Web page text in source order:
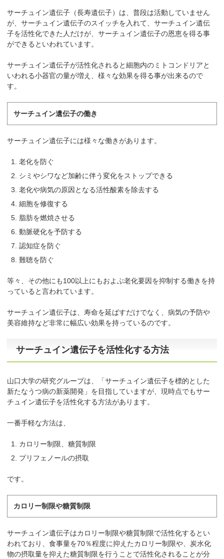
サーチュイン遺伝子（長寿遺伝子）は、普段は活動していません
が、サーチュイン遺伝子のスイッチを入れて、サーチュイン遺伝
子を活性化できた人だけが、サーチュイン遺伝子の恩恵を得る事
ができるといわれています。
サーチュイン遺伝子が活性化されると細胞内のミトコンドリアと
いわれる小器官の量が増え、様々な効果を得る事が出来るので
す。
サーチュイン遺伝子の働き
サーチュイン遺伝子には様々な働きがあります。
老化を防ぐ
シミやシワなど加齢に伴う変化をストップできる
老化や病気の原因となる活性酸素を除去する
細胞を修復する
脂肪を燃焼させる
動脈硬化を予防する
認知症を防ぐ
難聴を防ぐ
等々、その他にも100以上にもおよぶ老化要因を抑制する働きを持
っていると言われています。
サーチュイン遺伝子は、寿命を延ばすだけでなく、病気の予防や
美容維持など非常に幅広い効果を持っているのです。
サーチュイン遺伝子を活性化する方法
山口大学の研究グループは、「サーチュイン遺伝子を標的とした
新たなうつ病の新薬開発」を目指していますが、現時点でもサー
チュイン遺伝子を活性化する方法があります。
一番手軽な方法は、
カロリー制限、糖質制限
プリフェノールの摂取
です。
カロリー制限や糖質制限
サーチュイン遺伝子はカロリー制限や糖質制限で活性化するとい
われており、食事量を70％程度に抑えたカロリー制限や、炭水化
物の摂取量を抑えた糖質制限を行うことで活性化されることが分